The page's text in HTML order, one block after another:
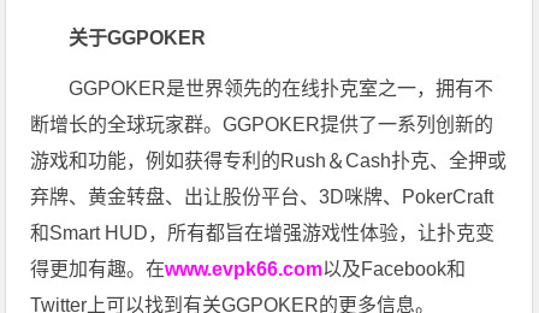
关于GGPOKER
GGPOKER是世界领先的在线扑克室之一，拥有不
断增长的全球玩家群。GGPOKER提供了一系列创新的
游戏和功能，例如获得专利的Rush＆Cash扑克、全押或
弃牌、黄金转盘、出让股份平台、3D咪牌、PokerCraft
和Smart HUD，所有都旨在增强游戏性体验，让扑克变
得更加有趣。在www.evpk66.com以及Facebook和
Twitter上可以找到有关GGPOKER的更多信息。